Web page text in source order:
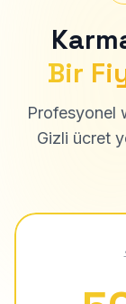
Bir
Profesyonel
Gizli ücret